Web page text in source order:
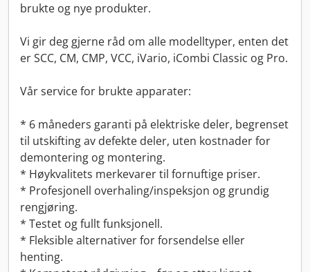
brukte og nye produkter.
Vi gir deg gjerne råd om alle modelltyper, enten det
er SCC, CM, CMP, VCC, iVario, iCombi Classic og Pro.
Vår service for brukte apparater:
* 6 måneders garanti på elektriske deler, begrenset
til utskifting av defekte deler, uten kostnader for
demontering og montering.
* Høykvalitets merkevarer til fornuftige priser.
* Profesjonell overhaling/inspeksjon og grundig
rengjøring.
* Testet og fullt funksjonell.
* Fleksible alternativer for forsendelse eller
henting.